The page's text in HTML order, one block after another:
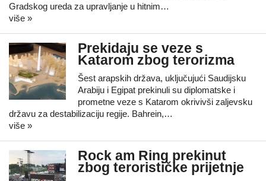
Gradskog ureda za upravljanje u hitnim…
više »
Prekidaju se veze s
Katarom zbog terorizma
Šest arapskih država, uključujući Saudijsku
Arabiju i Egipat prekinuli su diplomatske i
prometne veze s Katarom okrivivši zaljevsku
državu za destabilizaciju regije. Bahrein,…
više »
Rock am Ring prekinut
zbog terorističke prijetnje